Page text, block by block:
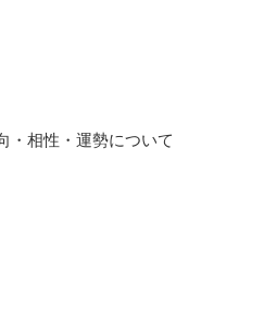
・相性・運勢について